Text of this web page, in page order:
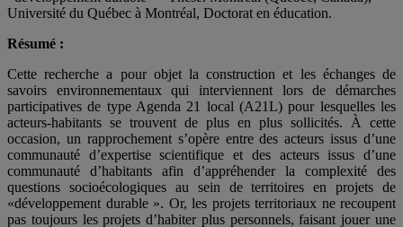
Université du Québec à Montréal, Doctorat en éducation.
Résumé :
Cette recherche a pour objet la construction et les échanges de
savoirs environnementaux qui interviennent lors de démarches
participatives de type Agenda 21 local (A21L) pour lesquelles les
acteurs-habitants se trouvent de plus en plus sollicités. À cette
occasion, un rapprochement s’opère entre des acteurs issus d’une
communauté d’expertise scientifique et des acteurs issus d’une
communauté d’habitants afin d’appréhender la complexité des
questions socioécologiques au sein de territoires en projets de
«développement durable ». Or, les projets territoriaux ne recoupent
pas toujours les projets d’habiter plus personnels, faisant jouer une